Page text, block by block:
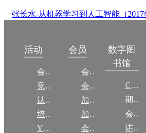
张长水-从机器学习到人工智能（2017
活动
会议
竞赛
认证
培训
YOCSEF
会员
会员简介
会员权益
加入CCF
加入CCF
会员交费
数字图
书馆
CCCF
期刊
会议
讲稿